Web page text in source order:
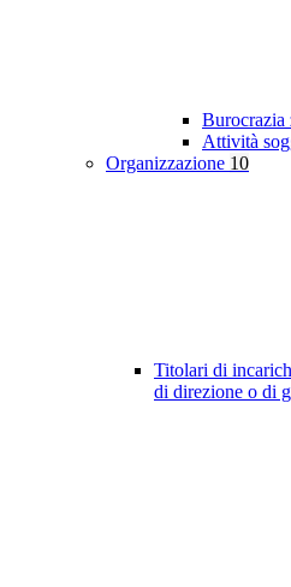
Burocrazia
Attività
Organizzazione 10
Titolari di
di direzione o di